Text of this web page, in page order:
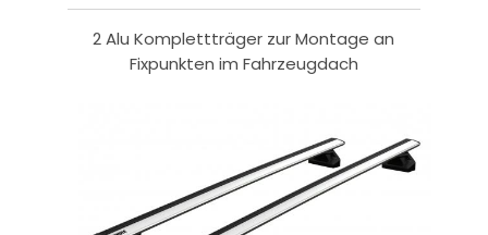
2 Alu Komplettträger zur Montage an
Fixpunkten im Fahrzeugdach